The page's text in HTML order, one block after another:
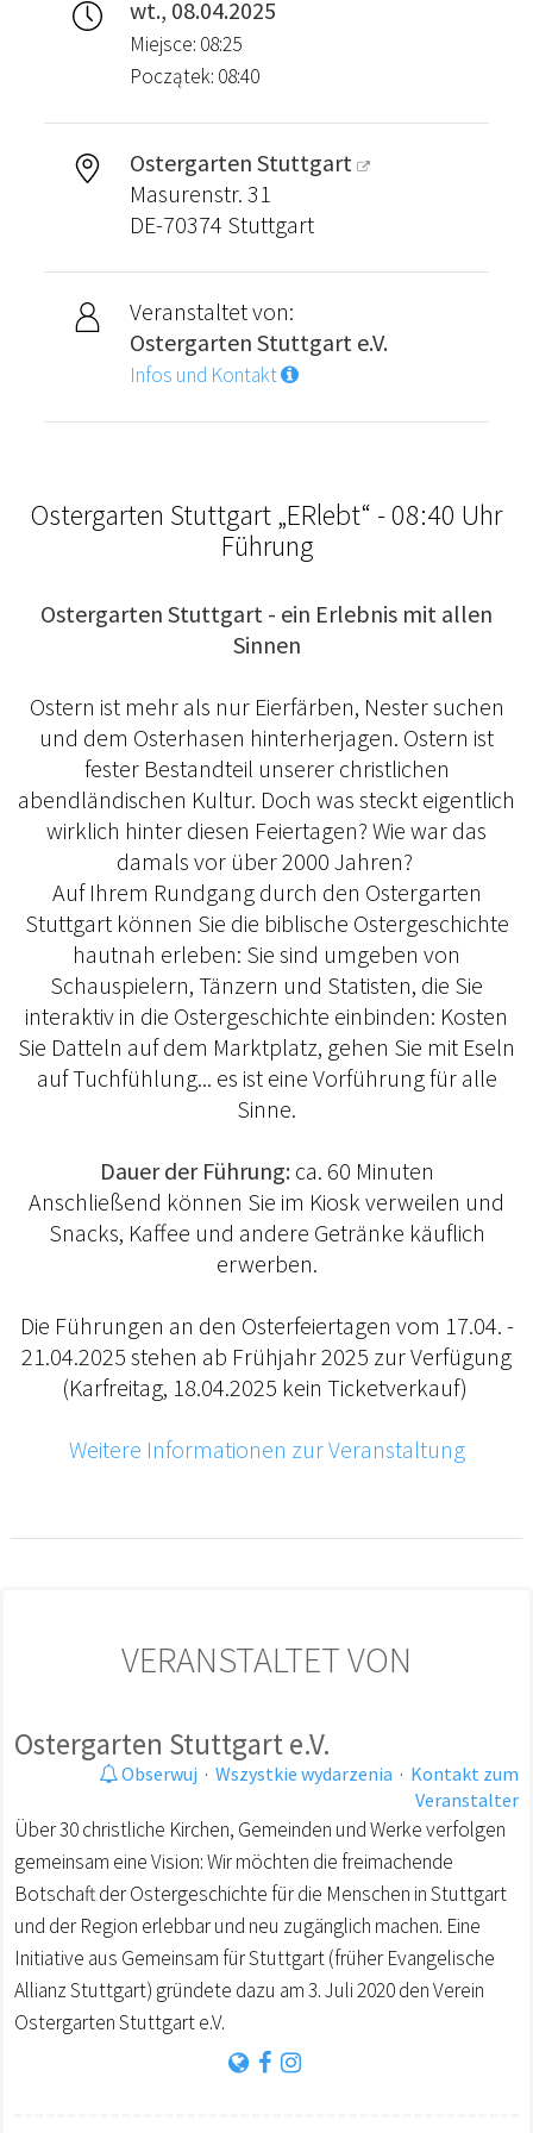
wt., 08.04.2025
Miejsce: 08:25
Początek: 08:40
Ostergarten Stuttgart
Masurenstr. 31
DE-70374 Stuttgart
Veranstaltet von:
Ostergarten Stuttgart e.V.
Infos und Kontakt
Ostergarten Stuttgart „ERlebt“ - 08:40 Uhr
Führung
Ostergarten Stuttgart - ein Erlebnis mit allen
Sinnen
Ostern ist mehr als nur Eierfärben, Nester suchen
und dem Osterhasen hinterherjagen. Ostern ist
fester Bestandteil unserer christlichen
abendländischen Kultur. Doch was steckt eigentlich
wirklich hinter diesen Feiertagen? Wie war das
damals vor über 2000 Jahren?
Auf Ihrem Rundgang durch den Ostergarten
Stuttgart können Sie die biblische Ostergeschichte
hautnah erleben: Sie sind umgeben von
Schauspielern, Tänzern und Statisten, die Sie
interaktiv in die Ostergeschichte einbinden: Kosten
Sie Datteln auf dem Marktplatz, gehen Sie mit Eseln
auf Tuchfühlung... es ist eine Vorführung für alle
Sinne.
Dauer der Führung:ca. 60 Minuten
Anschließend können Sie im Kiosk verweilen und
Snacks, Kaffee und andere Getränke käuflich
erwerben.
Die Führungen an den Osterfeiertagen vom 17.04. -
21.04.2025 stehen ab Frühjahr 2025 zur Verfügung
(Karfreitag, 18.04.2025 kein Ticketverkauf)
Weitere Informationen zur Veranstaltung
VERANSTALTET VON
Ostergarten Stuttgart e.V.
Obserwuj · Wszystkie wydarzenia · Kontakt zum
Veranstalter
Über 30 christliche Kirchen, Gemeinden und Werke verfolgen
gemeinsam eine Vision: Wir möchten die freimachende
Botschaft der Ostergeschichte für die Menschen in Stuttgart
und der Region erlebbar und neu zugänglich machen. Eine
Initiative aus Gemeinsam für Stuttgart (früher Evangelische
Allianz Stuttgart) gründete dazu am 3. Juli 2020 den Verein
Ostergarten Stuttgart e.V.